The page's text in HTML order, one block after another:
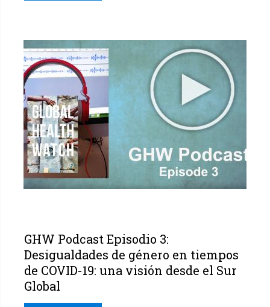
GHW Podcast Episodio 3:
Desigualdades de género en tiempos
de COVID-19: una visión desde el Sur
Global